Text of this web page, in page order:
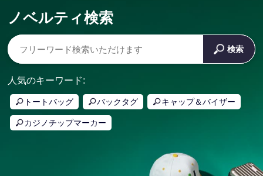
ノベルティ検索
検索
人気のキーワード:
トートバッグ バックタグ キャップ＆バイザー
カジノチップマーカー